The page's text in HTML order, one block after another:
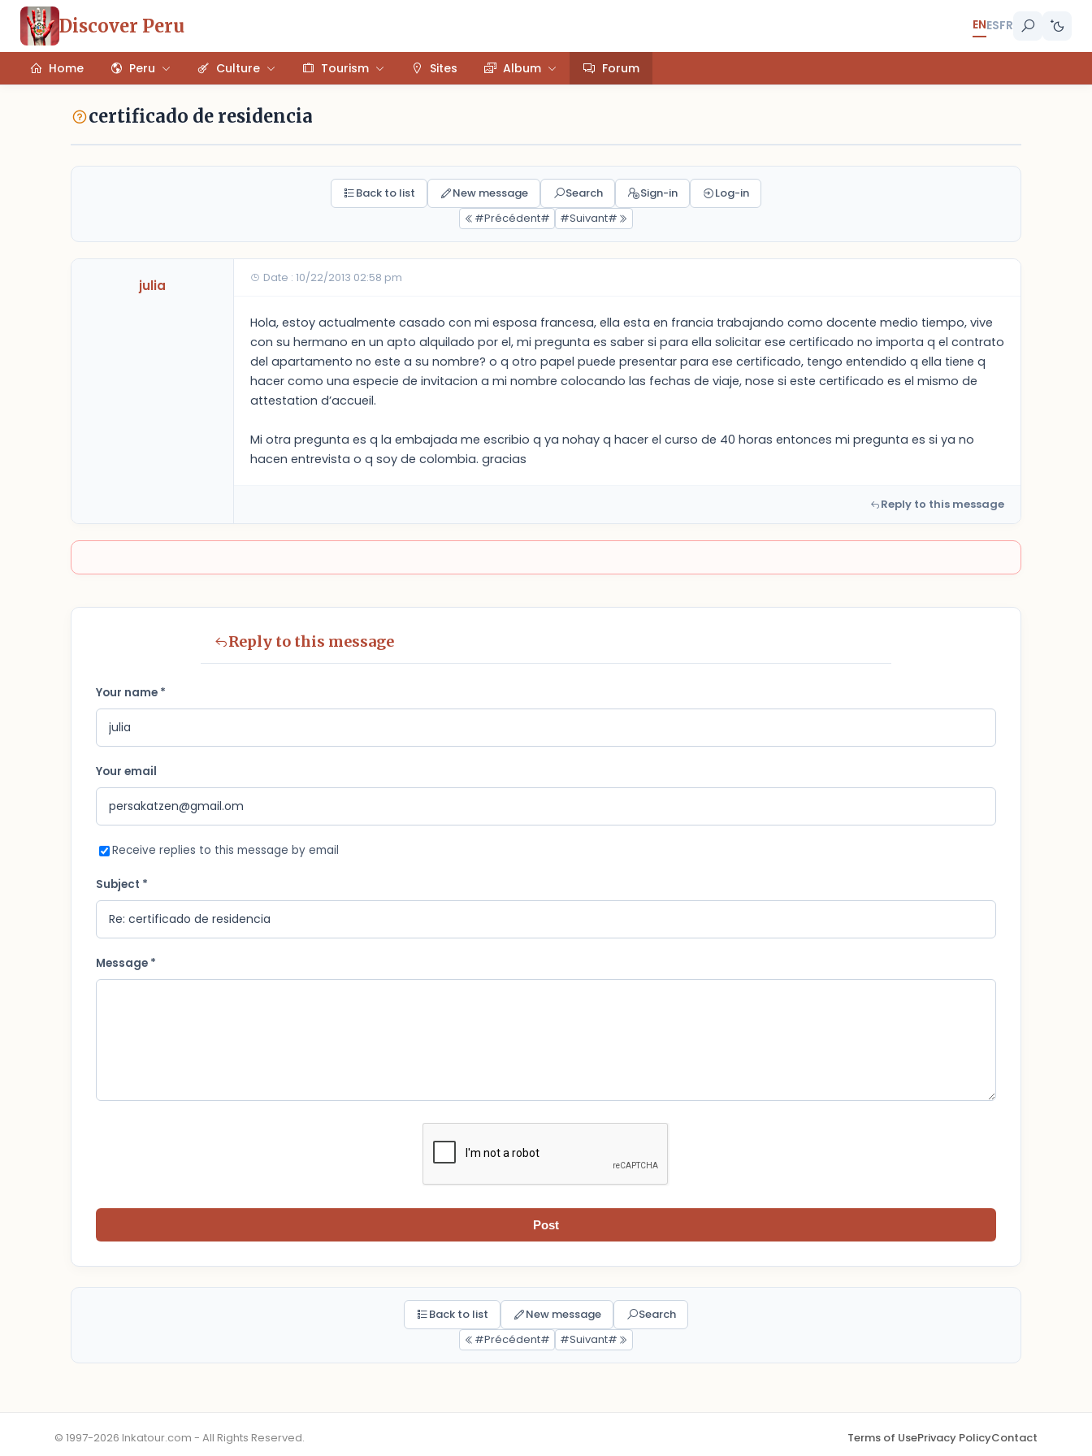
Discover Peru ENESFR
Home Peru Culture Tourism Sites Album Forum
certificado de residencia
Back to list New message Search Sign-in
Log-in
#Précédent#
#Suivant#
julia Date : 10/22/2013 02:58 pm
Hola, estoy actualmente casado con mi esposa francesa, ella esta en francia trabajando como docente medio tiempo, vive
con su hermano en un apto alquilado por el, mi pregunta es saber si para ella solicitar ese certificado no importa q el contrato
del apartamento no este a su nombre? o q otro papel puede presentar para ese certificado, tengo entendido q ella tiene q
hacer como una especie de invitacion a mi nombre colocando las fechas de viaje, nose si este certificado es el mismo de
attestation d’accueil.
Mi otra pregunta es q la embajada me escribio q ya nohay q hacer el curso de 40 horas entonces mi pregunta es si ya no
hacen entrevista o q soy de colombia. gracias
Reply to this message
Reply to this message
Your name *
Your email
Receive replies to this message by email
Subject *
Message *
Post
Back to list New message
Search
#Précédent#
#Suivant#
© 1997-2026 Inkatour.com - All Rights Reserved. Terms of UsePrivacy PolicyContact